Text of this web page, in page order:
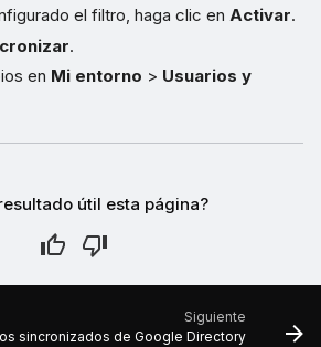
el filtro, haga clic enActivar.
.
en Mi entorno > Usuarios y
útil esta página?
Siguiente
sincronizados de Google Directory